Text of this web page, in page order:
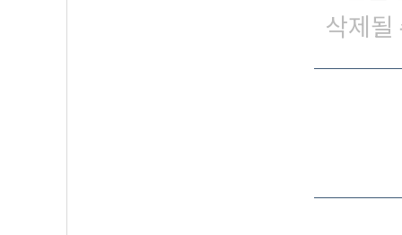
삭제될